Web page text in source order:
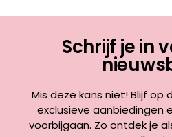
Schrijf je in
Mis deze kans niet! Blijf
exclusieve aanbiedingen
voorbijgaan. Zo ontdek je